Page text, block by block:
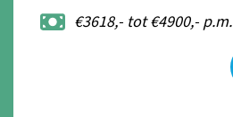
€3618,- tot €4900,- p.m.